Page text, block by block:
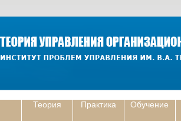
Теория Практика Обучение